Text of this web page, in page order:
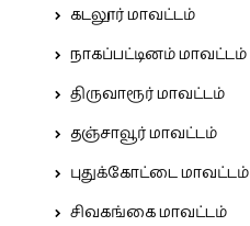
கடலூர் மாவட்டம்
நாகப்பட்டினம் மாவட்டம்
திருவாரூர் மாவட்டம்
தஞ்சாவூர் மாவட்டம்
புதுக்கோட்டை மாவட்டம்
சிவகங்கை மாவட்டம்